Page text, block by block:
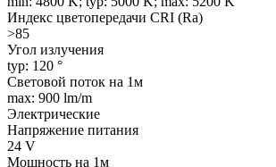
Индекс цветопередачи CRI (Ra)
>85
Угол излучения
typ: 120 °
Световой поток на 1м
max: 900 lm/m
Электрические
Напряжение питания
24 V
Мощность на 1м